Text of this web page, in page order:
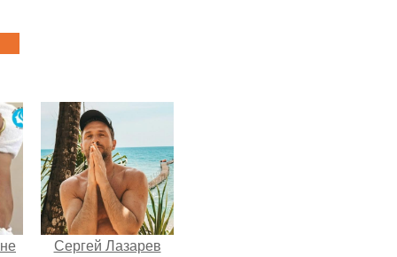
Сергей Лазарев